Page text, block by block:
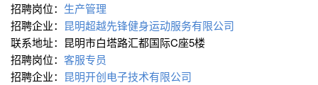
招聘岗位： 生产管理
招聘企业： 昆明超越先锋健身运动服务有限公司
联系地址：昆明市白塔路汇都国际C座5楼
招聘岗位： 客服专员
招聘企业： 昆明开创电子技术有限公司